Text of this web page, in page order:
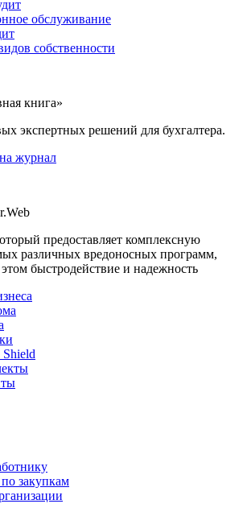
обслуживание
собственности
книга»
экспертных решений для бухгалтера.
журнал
предоставляет комплексную
различных вредоносных программ,
быстродействие и надежность
закупкам